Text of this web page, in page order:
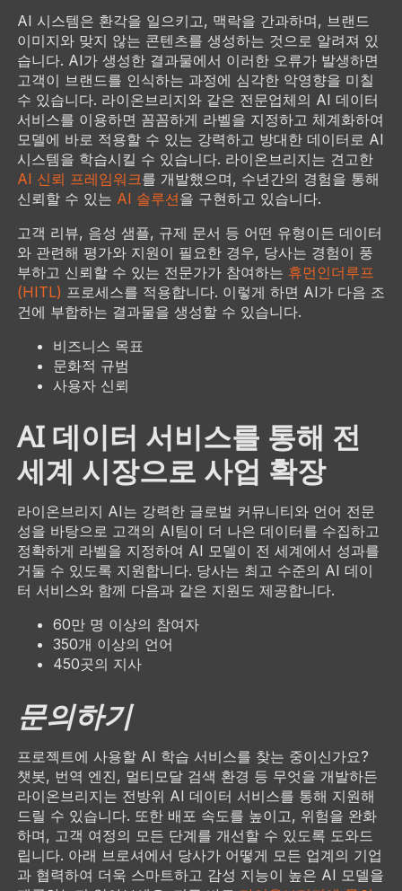
AI 시스템은 환각을 일으키고, 맥락을 간과하며, 브랜드
이미지와 맞지 않는 콘텐츠를 생성하는 것으로 알려져 있
습니다. AI가 생성한 결과물에서 이러한 오류가 발생하면
고객이 브랜드를 인식하는 과정에 심각한 악영향을 미칠
수 있습니다. 라이온브리지와 같은 전문업체의 AI 데이터
서비스를 이용하면 꼼꼼하게 라벨을 지정하고 체계화하여
모델에 바로 적용할 수 있는 강력하고 방대한 데이터로 AI
시스템을 학습시킬 수 있습니다. 라이온브리지는 견고한
AI 신뢰 프레임워크를 개발했으며, 수년간의 경험을 통해
신뢰할 수 있는 AI 솔루션을 구현하고 있습니다.
고객 리뷰, 음성 샘플, 규제 문서 등 어떤 유형이든 데이터
와 관련해 평가와 지원이 필요한 경우, 당사는 경험이 풍
부하고 신뢰할 수 있는 전문가가 참여하는 휴먼인더루프
(HITL) 프로세스를 적용합니다. 이렇게 하면 AI가 다음 조
건에 부합하는 결과물을 생성할 수 있습니다.
비즈니스 목표
문화적 규범
사용자 신뢰
AI 데이터 서비스를 통해 전
세계 시장으로 사업 확장
라이온브리지 AI는 강력한 글로벌 커뮤니티와 언어 전문
성을 바탕으로 고객의 AI팀이 더 나은 데이터를 수집하고
정확하게 라벨을 지정하여 AI 모델이 전 세계에서 성과를
거둘 수 있도록 지원합니다. 당사는 최고 수준의 AI 데이
터 서비스와 함께 다음과 같은 지원도 제공합니다.
60만 명 이상의 참여자
350개 이상의 언어
450곳의 지사
문의하기
프로젝트에 사용할 AI 학습 서비스를 찾는 중이신가요?
챗봇, 번역 엔진, 멀티모달 검색 환경 등 무엇을 개발하든
라이온브리지는 전방위 AI 데이터 서비스를 통해 지원해
드릴 수 있습니다. 또한 배포 속도를 높이고, 위험을 완화
하며, 고객 여정의 모든 단계를 개선할 수 있도록 도와드
립니다. 아래 브로셔에서 당사가 어떻게 모든 업계의 기업
과 협력하여 더욱 스마트하고 감성 지능이 높은 AI 모델을